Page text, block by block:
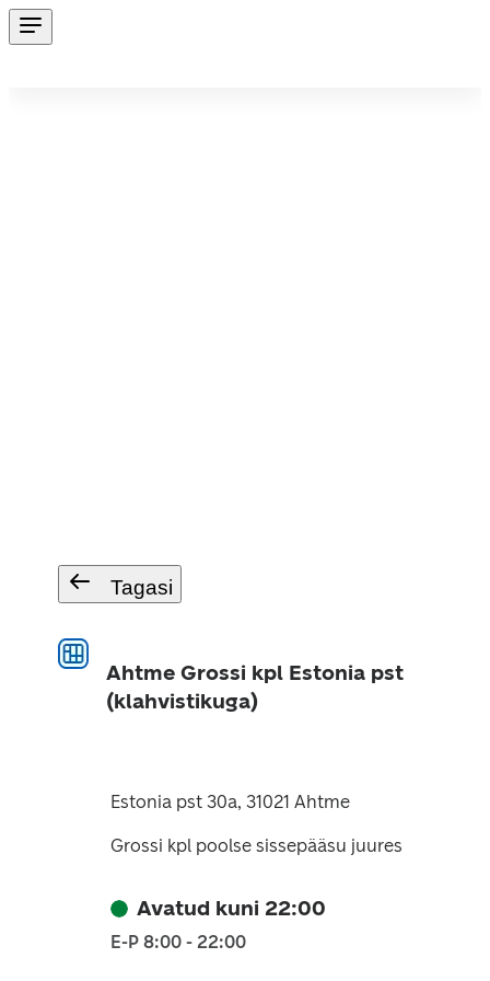
Tagasi
Ahtme Grossi kpl Estonia pst
(klahvistikuga)
Estonia pst 30a, 31021 Ahtme
Grossi kpl poolse sissepääsu juures
Avatud kuni 22:00
E-P 8:00 - 22:00